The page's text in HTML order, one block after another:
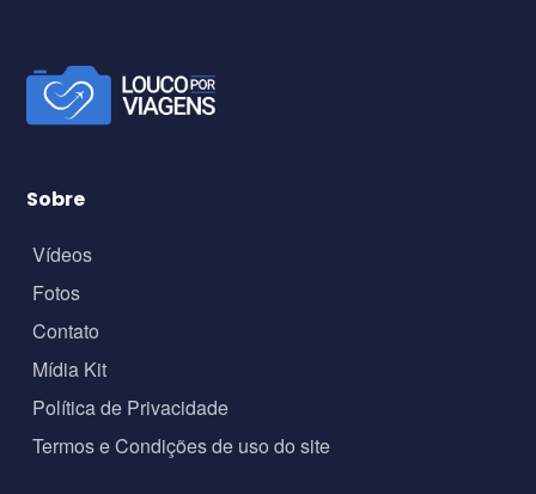
Sobre
Vídeos
Fotos
Contato
Mídia Kit
Política de Privacidade
Termos e Condições de uso do site